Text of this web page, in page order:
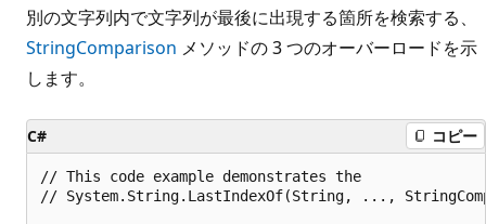
別の文字列内で文字列が最後に出現する箇所を検索する、
StringComparison メソッドの 3 つのオーバーロードを示
します。
C# コピー
// This code example demonstrates the
// System.String.LastIndexOf(String, ...,